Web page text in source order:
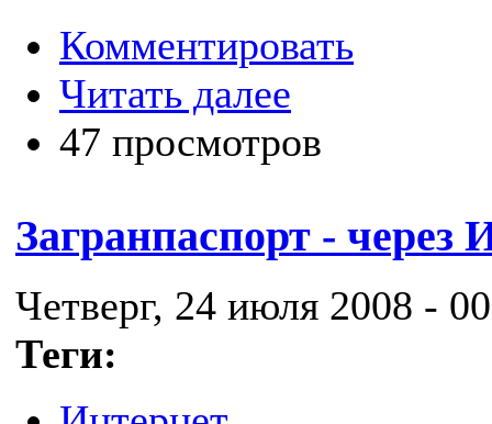
Комментировать
Читать далее
47 просмотров
Загранпаспорт - через
Четверг, 24 июля 2008 -
Теги: